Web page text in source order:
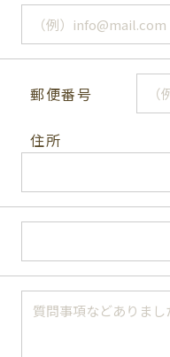
郵便番号
住所